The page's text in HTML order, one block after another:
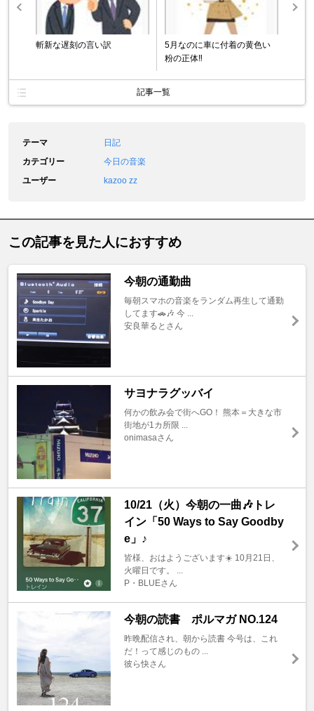
斬新な遅刻の言い訳
5月なのに車に付着の黄色い
粉の正体‼︎
記事一覧
テーマ
日記
カテゴリー
今日の音楽
ユーザー
kazoo zz
この記事を見た人におすすめ
今朝の通勤曲
毎朝スマホの音楽をランダム再生して通勤
してます🚗🎶 今 ...
安良華るとさん
サヨナラグッバイ
何かの飲み会で街へGO！ 熊本＝大きな市
街地が1カ所限 ...
onimasaさん
10/21（火）今朝の一曲🎶トレ
イン「50 Ways to Say Goodby
e」♪
皆様、おはようございます☀️ 10月21日、
火曜日です。 ...
P・BLUEさん
今朝の読書 ポルマガ NO.124
昨晩配信され、朝から読書 今号は、これ
だ！って感じのもの ...
彼ら快さん